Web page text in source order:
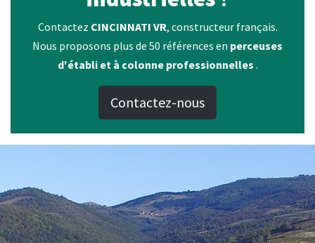
Contactez CINCINNATI VR, constructeur français.
Nous proposons plus de 50 références en perceuses
d'établi et à colonne professionnelles .
Contactez-nous